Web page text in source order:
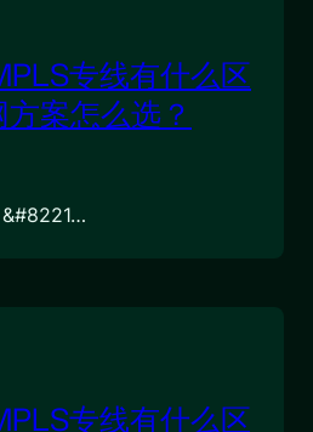
专线有什么区
案怎么选？
&#8221…
专线有什么区